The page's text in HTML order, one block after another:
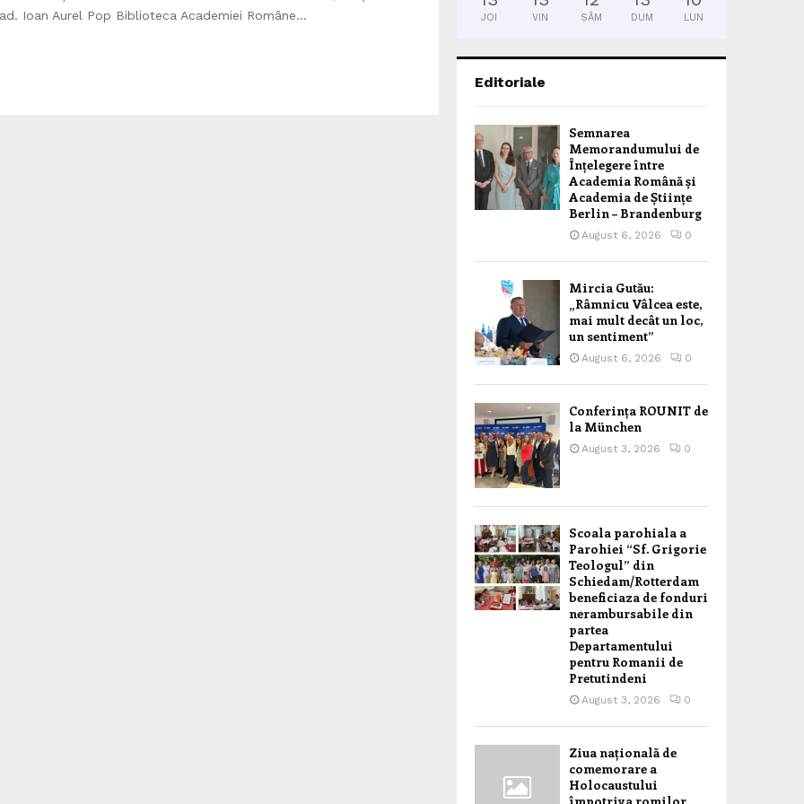
Ioan Aurel Pop Biblioteca Academiei Române...
JOI VIN SÂM DUM LUN
Editoriale
Semnarea
Memorandumului de
Înțelegere între
Academia Română și
Academia de Științe
Berlin – Brandenburg
August 6, 2026 0
Mircia Gutău:
„Râmnicu Vâlcea este,
mai mult decât un loc,
un sentiment”
August 6, 2026 0
Conferința ROUNIT de
la München
August 3, 2026 0
Scoala parohiala a
Parohiei “Sf. Grigorie
Teologul” din
Schiedam/Rotterdam
beneficiaza de fonduri
nerambursabile din
partea
Departamentului
pentru Romanii de
Pretutindeni
August 3, 2026 0
Ziua națională de
comemorare a
Holocaustului